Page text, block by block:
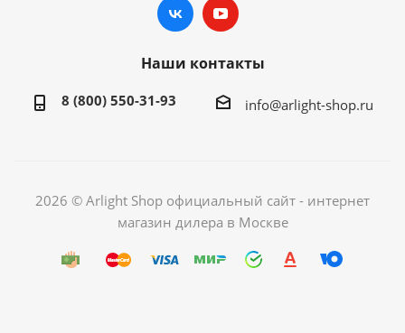
Наши контакты
8 (800) 550-31-93 info@arlight-shop.ru
2026 © Arlight Shop официальный сайт - интернет
магазин дилера в Москве